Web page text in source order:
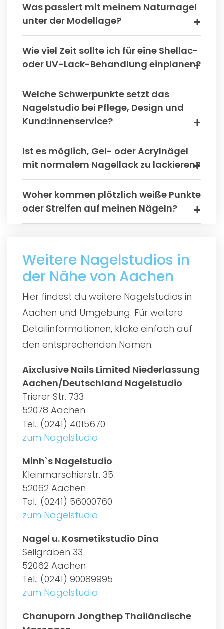
Was passiert mit meinem Naturnagel
unter der Modellage?
Wie viel Zeit sollte ich für eine Shellac-
oder UV-Lack-Behandlung einplanen?
Welche Schwerpunkte setzt das
Nagelstudio bei Pflege, Design und
Kund:innenservice?
Ist es möglich, Gel- oder Acrylnägel
mit normalem Nagellack zu lackieren?
Woher kommen plötzlich weiße Punkte
oder Streifen auf meinen Nägeln?
Weitere Nagelstudios in
der Nähe von Aachen
Hier findest du weitere Nagelstudios in
Aachen und Umgebung. Für weitere
Detailinformationen, klicke einfach auf
den entsprechenden Namen.
Aixclusive Nails Limited Niederlassung
Aachen/Deutschland Nagelstudio
Trierer Str. 733
52078 Aachen
Tel.: (0241) 4015670
zum Nagelstudio
Minh`s Nagelstudio
Kleinmarschierstr. 35
52062 Aachen
Tel.: (0241) 56000760
zum Nagelstudio
Nagel u. Kosmetikstudio Dina
Seilgraben 33
52062 Aachen
Tel.: (0241) 90089995
zum Nagelstudio
Chanuporn Jongthep Thailändische